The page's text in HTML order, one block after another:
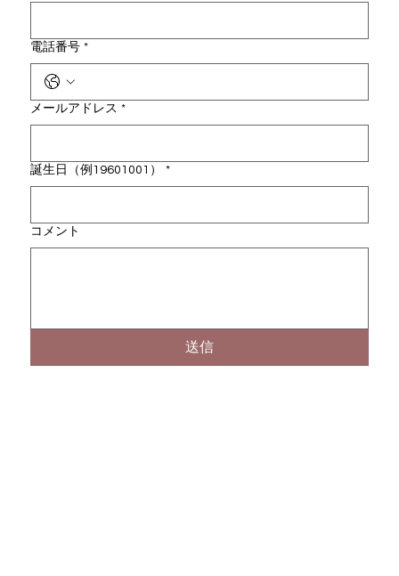
電話番号 *
メールアドレス *
誕生日（例19601001） *
コメント
送信